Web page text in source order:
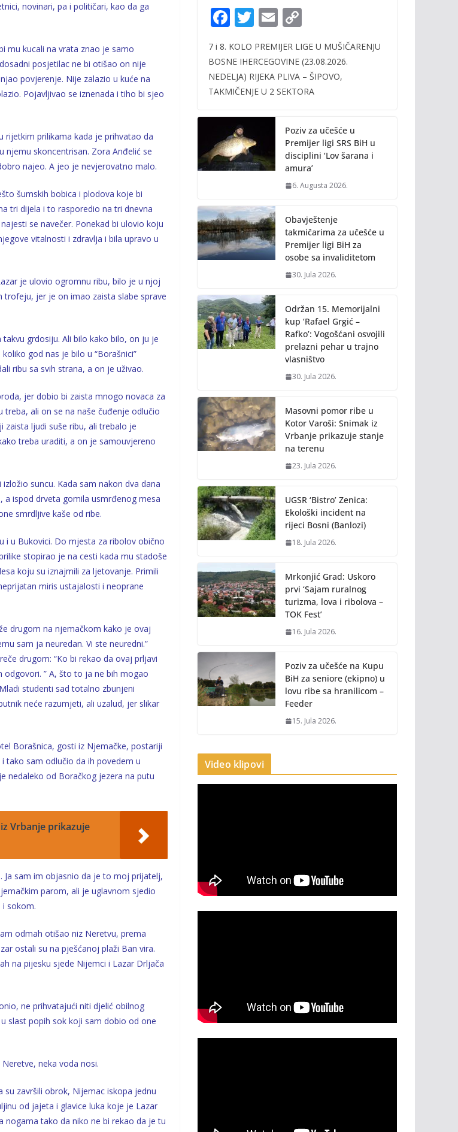
novinari, pa i političari, kao da ga
mu kucali na vrata znao je samo
posjetilac ne bi otišao on nije
povjerenje. Nije zalazio u kuće na
Pojavljivao se iznenada i tiho bi sjeo
prilikama kada je prihvatao da
skoncentrisan. Zora Anđelić se
najeo. A jeo je nevjerovatno malo.
šumskih bobica i plodova koje bi
tri dijela i to rasporedio na tri dnevna
se navečer. Ponekad bi ulovio koju
vitalnosti i zdravlja i bila upravo u
je ulovio ogromnu ribu, bilo je u njoj
jer je on imao zaista slabe sprave
grdosiju. Ali bilo kako bilo, on ju je
god nas je bilo u “Borašnici”
ribu sa svih strana, a on je uživao.
jer dobio bi zaista mnogo novaca za
ali on se na naše čuđenje odlučio
zaista ljudi suše ribu, ali trebalo je
treba uraditi, a on je samouvjereno
suncu. Kada sam nakon dva dana
ispod drveta gomila usmrđenog mesa
smrdljive kaše od ribe.
i u Bukovici. Do mjesta za ribolov obično
stopirao je na cesti kada mu stadoše
koju su iznajmili za ljetovanje. Primili
miris ustajalosti i neoprane
drugom na njemačkom kako je ovaj
sam ja neuredan. Vi ste neuredni.”
drugom: “Ko bi rekao da ovaj prljavi
odgovori. ” A, što to ja ne bih mogao
studenti sad totalno zbunjeni
neće razumjeti, ali uzalud, jer slikar
Borašnica, gosti iz Njemačke, postariji
tako sam odlučio da ih povedem u
nedaleko od Boračkog jezera na putu
Vrbanje prikazuje
Ja sam im objasnio da je to moj prijatelj,
parom, ali je uglavnom sjedio
i sokom.
odmah otišao niz Neretvu, prema
ostali su na pješćanoj plaži Ban vira.
na pijesku sjede Nijemci i Lazar Drljača
ne prihvatajući niti djelić obilnog
slast popih sok koji sam dobio od one
neka voda nosi.
su završili obrok, Nijemac iskopa jednu
od jajeta i glavice luka koje je Lazar
nogama tako da niko ne bi rekao da je tu
F
e
b
o
o
k
T
itt
er
E
ai
l
p
y
Li
k
7 i 8. KOLO PREMIJER LIGE U MUŠIČARENJU
BOSNE IHERCEGOVINE (23.08.2026.
NEDELJA) RIJEKA PLIVA – ŠIPOVO,
TAKMIČENJE U 2 SEKTORA
Poziv za učešće u
Premijer ligi SRS BiH u
disciplini ‘Lov šarana i
amura’
6. Augusta 2026.
Obavještenje
takmičarima za učešće u
Premijer ligi BiH za
osobe sa invaliditetom
30. Jula 2026.
Održan 15. Memorijalni
kup ‘Rafael Grgić –
Rafko’: Vogošćani osvojili
prelazni pehar u trajno
vlasništvo
30. Jula 2026.
Masovni pomor ribe u
Kotor Varoši: Snimak iz
Vrbanje prikazuje stanje
na terenu
23. Jula 2026.
UGSR ‘Bistro’ Zenica:
Ekološki incident na
rijeci Bosni (Banlozi)
18. Jula 2026.
Mrkonjić Grad: Uskoro
prvi ‘Sajam ruralnog
turizma, lova i ribolova –
TOK Fest’
16. Jula 2026.
Poziv za učešće na Kupu
BiH za seniore (ekipno) u
lovu ribe sa hranilicom –
Feeder
15. Jula 2026.
Video klipovi